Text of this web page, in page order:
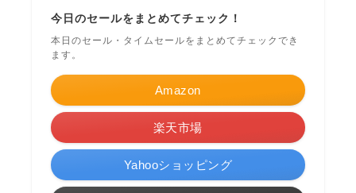
今日のセールをまとめてチェック！
本日のセール・タイムセールをまとめてチェックでき
ます。
Amazon
楽天市場
Yahooショッピング